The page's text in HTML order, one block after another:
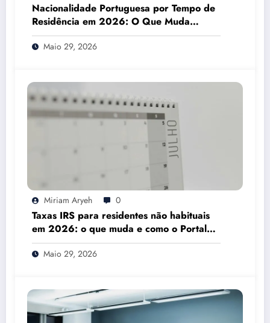
Nacionalidade Portuguesa por Tempo de
Residência em 2026: O Que Muda
Mesmo
Maio 29, 2026
Miriam Aryeh 0
Taxas IRS para residentes não habituais
em 2026: o que muda e como o Portal
das Finanças pode ajudar
Maio 29, 2026